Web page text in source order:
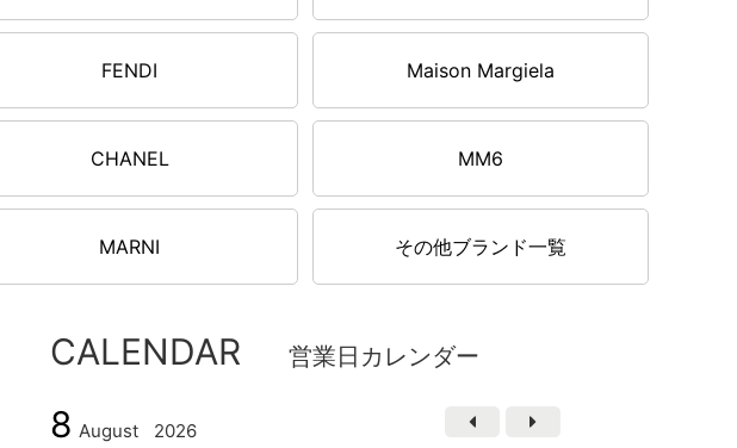
¥8,320（税込）
2025/11/28up
Tory Burch トリーバーチ 二つ折り財布 キラ ダイヤ
モンド キルト バイフォールド ウォレット 154990
250 レディース ブラウン
¥32,900（税込）
2025/11/28up
30T0GNXT2B 149 SULLIVAN レディース ホワイト
FENDI Maison Margiela
CHANEL MM6
MARNI その他ブランド一覧
CALENDAR 営業日カレンダー
8 August 2026